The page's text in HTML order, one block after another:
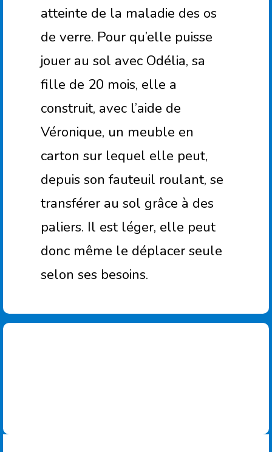
atteinte de la maladie des os
de verre. Pour qu’elle puisse
jouer au sol avec Odélia, sa
fille de 20 mois, elle a
construit, avec l’aide de
Véronique, un meuble en
carton sur lequel elle peut,
depuis son fauteuil roulant, se
transférer au sol grâce à des
paliers. Il est léger, elle peut
donc même le déplacer seule
selon ses besoins.